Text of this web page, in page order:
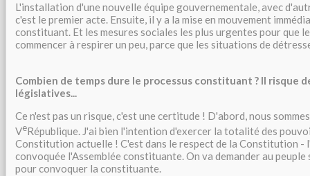
L'installation d'une nouvelle équipe gouvernementale, avec
c'est le premier acte. Ensuite, il y a la mise en mouvement
constituant. Et les mesures sociales les plus urgentes pour que
commencer à respirer un peu, parce que les situations de
Combien de temps dure le processus constituant ? Il risque
législatives...
Ce n'est pas un risque, c'est une certitude ! D'abord, nous
VeRépublique. J'ai bien l'intention d'exercer la totalité des
Constitution actuelle ! C'est dans le respect de la Constitution -
convoquée l'Assemblée constituante. On va demander au
pour convoquer la constituante.